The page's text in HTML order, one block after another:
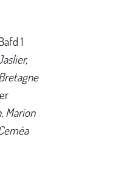
1
Marion